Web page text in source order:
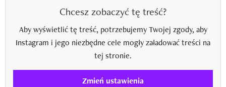
Chcesz zobaczyć tę treść?
Aby wyświetlić tę treść, potrzebujemy Twojej zgody, aby
Instagram i jego niezbędne cele mogły załadować treści na
tej stronie.
Zmień ustawienia